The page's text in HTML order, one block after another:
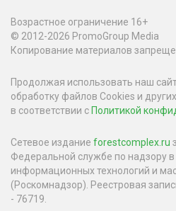
Возрастное ограничение 16+
© 2012-2026 PromoGroup Media
Копирование материалов
Продолжая использовать наш
обработку файлов Cookies и
в соответствии с Политикой
Сетевое издание forestcomplex.ru
Федеральной службе по надзору в
информационных технологий и
(Роскомнадзор). Реестровая
- 76719.